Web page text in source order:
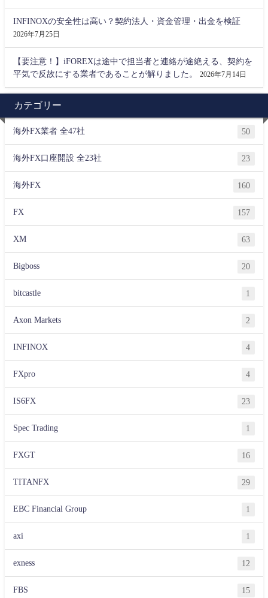
INFINOXの安全性は高い？契約法人・資金管理・出金を検証
2026年7月25日
【要注意！】iFOREXは途中で担当者と連絡が途絶える、契約を
平気で反故にする業者であることが解りました。
2026年7月14日
カテゴリー
海外FX業者 全47社 50
海外FX口座開設 全23社 23
海外FX 160
FX 157
XM 63
Bigboss 20
bitcastle 1
Axon Markets 2
INFINOX 4
FXpro 4
IS6FX 23
Spec Trading 1
FXGT 16
TITANFX 29
EBC Financial Group 1
axi 1
exness 12
FBS 15